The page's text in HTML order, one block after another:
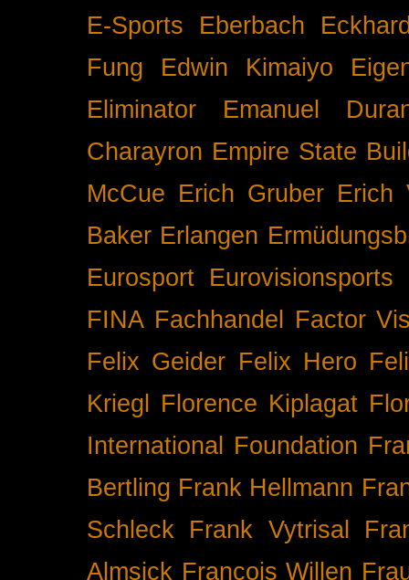
E-Sports
Eberbach
Fung
Edwin Kimaiyo
Eliminator
Emanuel
Charayron Empire State
McCue Erich Gruber Erich
Baker Erlangen
Eurosport Eurovisionsports
FINA Fachhandel
Factor
Felix Geider Felix Hero
Kriegl
Florence Kiplagat
International
Foundation
Bertling Frank Hellmann
Schleck Frank Vytrisal
Almsick François Willen